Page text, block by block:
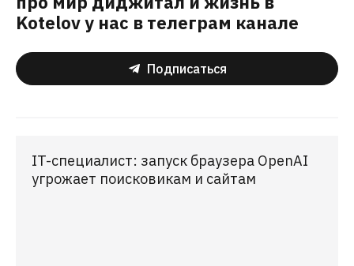
Kotelov у нас в телеграм канале
Подписаться
IT-специалист: запуск браузера OpenAI
угрожает поисковикам и сайтам